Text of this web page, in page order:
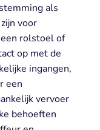
als
voor
rolstoel of
op met de
ingangen,
een
vervoer
behoeften